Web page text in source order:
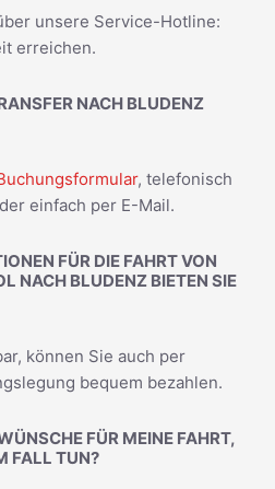
unsere Service-Hotline:
erreichen.
NACH BLUDENZ
, telefonisch
einfach per E-Mail.
FÜR DIE FAHRT VON
NACH BLUDENZ BIETEN SIE
können Sie auch per
bequem bezahlen.
FÜR MEINE FAHRT,
FALL TUN?